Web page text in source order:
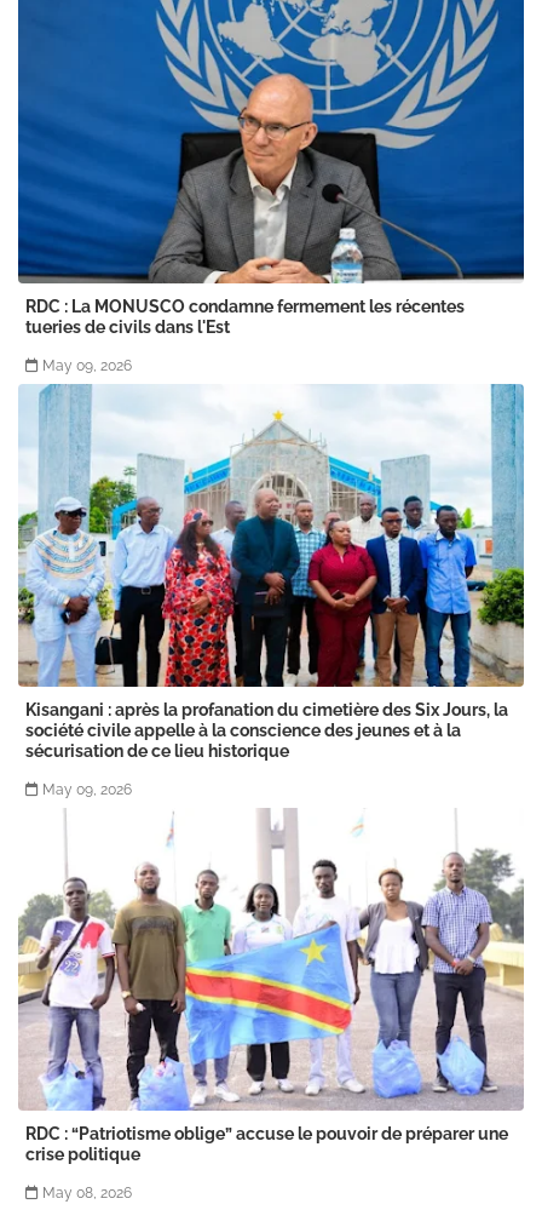
RDC : La MONUSCO condamne fermement les récentes
tueries de civils dans l'Est
May 09, 2026
Kisangani : après la profanation du cimetière des Six Jours, la
société civile appelle à la conscience des jeunes et à la
sécurisation de ce lieu historique
May 09, 2026
RDC : “Patriotisme oblige” accuse le pouvoir de préparer une
crise politique
May 08, 2026